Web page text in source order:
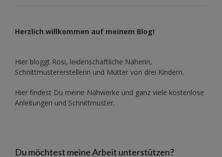
Herzlich willkommen auf meinem Blog!
Hier bloggt Rosi, leidenschaftliche Näherin,
Schnittmustererstellerin und Mutter von drei Kindern.
Hier findest Du meine Nähwerke und ganz viele kostenlose
Anleitungen und Schnittmuster.
Du möchtest meine Arbeit unterstützen?